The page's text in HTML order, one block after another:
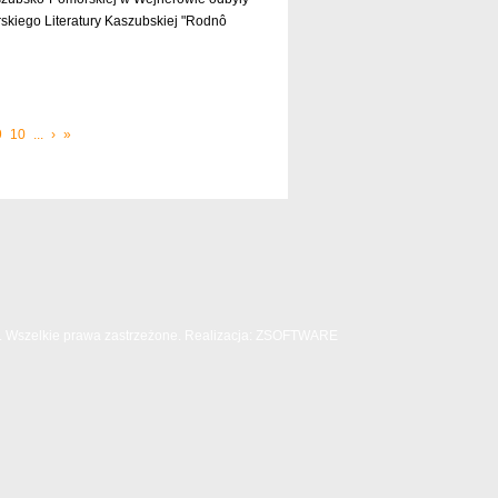
Literatury Kaszubskiej "Rodnô
10 ... › »